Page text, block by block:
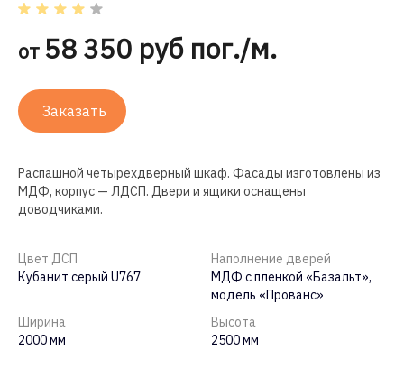
от 58 350 руб пог./м.
Заказать
Распашной четырехдверный шкаф. Фасады изготовлены из
МДФ, корпус — ЛДСП. Двери и ящики оснащены
доводчиками.
Цвет ДСП
Кубанит серый U767
Наполнение дверей
МДФ с пленкой «Базальт»,
модель «Прованс»
Ширина
2000 мм
Высота
2500 мм